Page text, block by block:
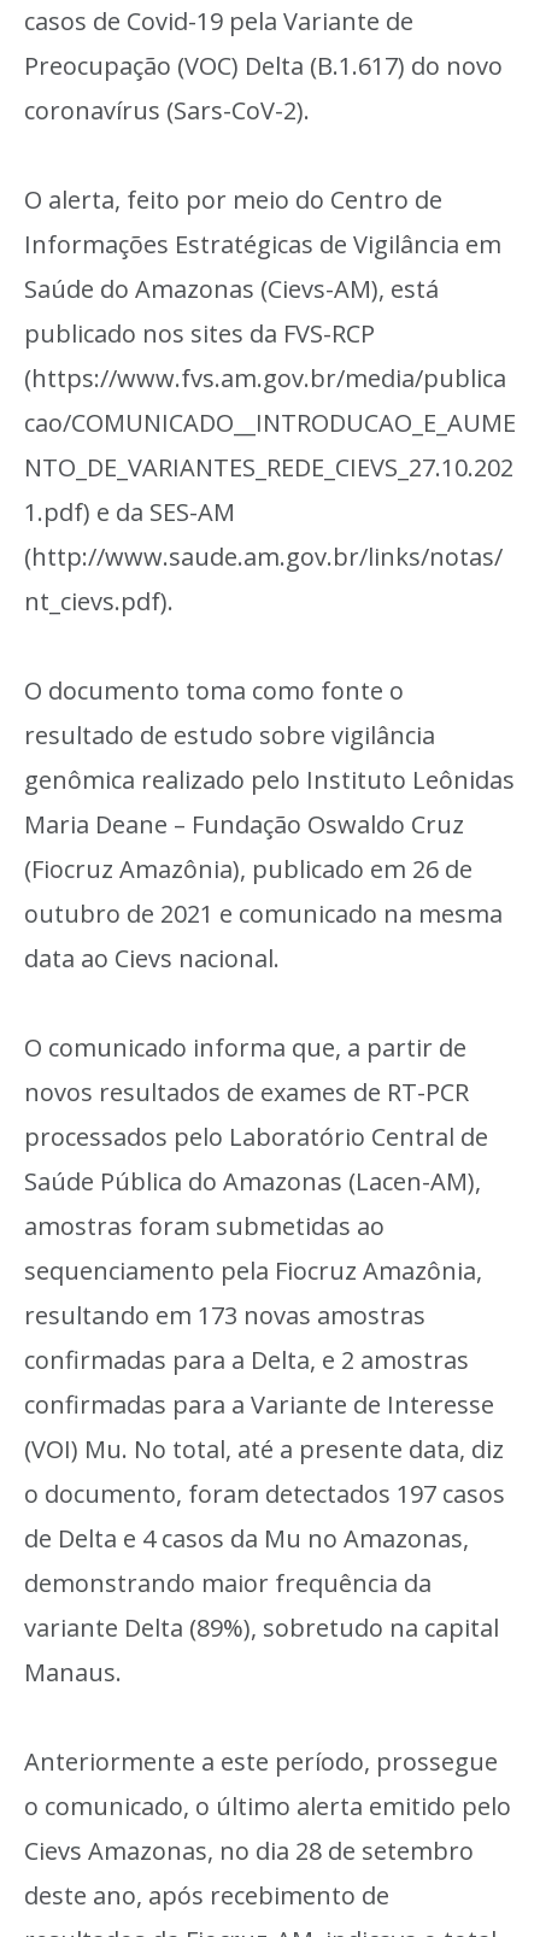
casos de Covid-19 pela Variante de
Preocupação (VOC) Delta (B.1.617) do novo
coronavírus (Sars-CoV-2).
O alerta, feito por meio do Centro de
Informações Estratégicas de Vigilância em
Saúde do Amazonas (Cievs-AM), está
publicado nos sites da FVS-RCP
(https://www.fvs.am.gov.br/media/publica
cao/COMUNICADO__INTRODUCAO_E_AUME
NTO_DE_VARIANTES_REDE_CIEVS_27.10.202
1.pdf) e da SES-AM
(http://www.saude.am.gov.br/links/notas/
nt_cievs.pdf).
O documento toma como fonte o
resultado de estudo sobre vigilância
genômica realizado pelo Instituto Leônidas
Maria Deane – Fundação Oswaldo Cruz
(Fiocruz Amazônia), publicado em 26 de
outubro de 2021 e comunicado na mesma
data ao Cievs nacional.
O comunicado informa que, a partir de
novos resultados de exames de RT-PCR
processados pelo Laboratório Central de
Saúde Pública do Amazonas (Lacen-AM),
amostras foram submetidas ao
sequenciamento pela Fiocruz Amazônia,
resultando em 173 novas amostras
confirmadas para a Delta, e 2 amostras
confirmadas para a Variante de Interesse
(VOI) Mu. No total, até a presente data, diz
o documento, foram detectados 197 casos
de Delta e 4 casos da Mu no Amazonas,
demonstrando maior frequência da
variante Delta (89%), sobretudo na capital
Manaus.
Anteriormente a este período, prossegue
o comunicado, o último alerta emitido pelo
Cievs Amazonas, no dia 28 de setembro
deste ano, após recebimento de